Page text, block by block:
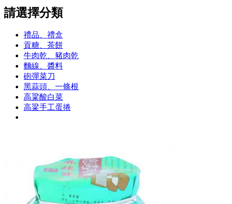
請選擇分類
禮品、禮盒
貢糖、茶餅
牛肉乾、豬肉乾
麵線、醬料
砲彈菜刀
黑蒜頭、一條根
高粱酸白菜
高粱手工蛋捲